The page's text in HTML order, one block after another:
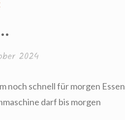
2024
noch schnell für morgen Essen
darf bis morgen